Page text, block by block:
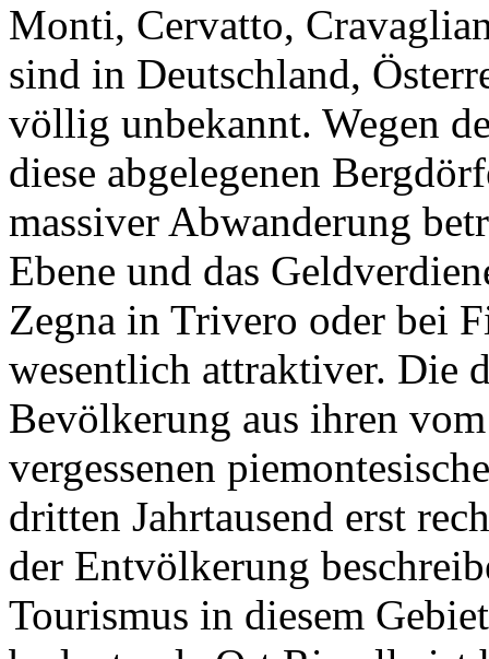
Monti, Cervatto,
sind in Deutschland,
völlig unbekannt. Wegen
diese abgelegenen
massiver Abwanderung
Ebene und das
Zegna in Trivero oder bei
wesentlich attraktiver. Die
Bevölkerung aus ihren
vergessenen
dritten Jahrtausend erst
der Entvölkerung
Tourismus in diesem